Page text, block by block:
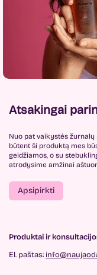
Atsakingai
Nuo pat vaikystės
būtent ši produktą mes
geidžiamos, o su
atrodysime amžinai
Apsipirkti
Produktai ir
El. paštas: